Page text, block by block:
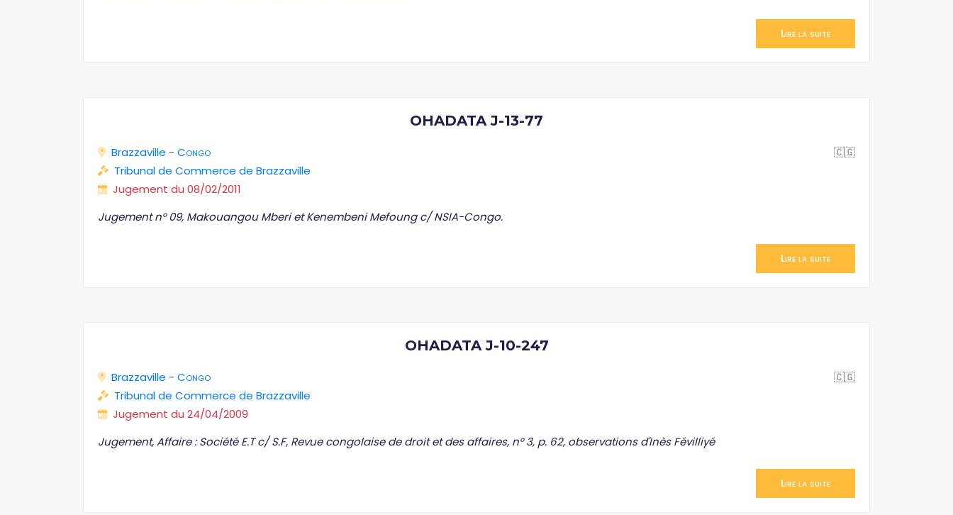
Lire la suite
OHADATA J-13-77
Brazzaville - Congo
🇨🇬
Tribunal de Commerce de Brazzaville
Jugement du 08/02/2011
Jugement n° 09, Makouangou Mberi et Kenembeni Mefoung c/ NSIA-Congo.
Lire la suite
OHADATA J-10-247
Brazzaville - Congo
🇨🇬
Tribunal de Commerce de Brazzaville
Jugement du 24/04/2009
Jugement, Affaire : Société E.T c/ S.F, Revue congolaise de droit et des affaires, n° 3, p. 62, observations d'Inès Févilliyé
Lire la suite